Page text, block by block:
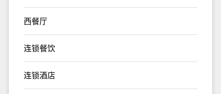
西餐厅
连锁餐饮
连锁酒店